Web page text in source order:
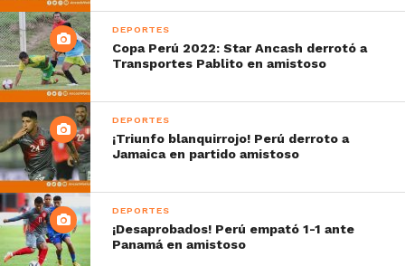
DEPORTES
Copa Perú 2022: Star Ancash derrotó a
Transportes Pablito en amistoso
DEPORTES
¡Triunfo blanquirrojo! Perú derroto a
Jamaica en partido amistoso
DEPORTES
¡Desaprobados! Perú empató 1-1 ante
Panamá en amistoso